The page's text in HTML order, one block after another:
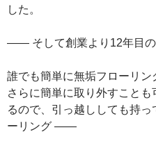
した。
―― そして創業より12年目
誰でも簡単に無垢フローリン
さらに簡単に取り外すこと
るので、引っ越ししても持
ーリング ――